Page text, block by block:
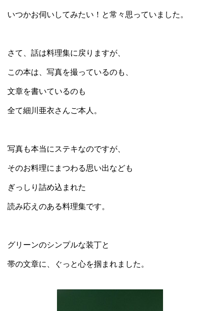
いつかお伺いしてみたい！と常々思っていました。
さて、話は料理集に戻りますが、
この本は、写真を撮っているのも、
文章を書いているのも
全て細川亜衣さんご本人。
写真も本当にステキなのですが、
そのお料理にまつわる思い出なども
ぎっしり詰め込まれた
読み応えのある料理集です。
グリーンのシンプルな装丁と
帯の文章に、ぐっと心を掴まれました。